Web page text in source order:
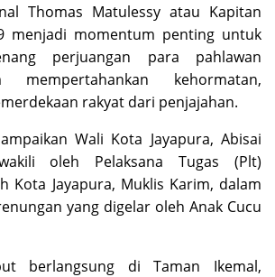
Thomas Matulessy atau Kapitan
menjadi momentum penting untuk
perjuangan para pahlawan
mempertahankan kehormatan,
rakyat dari penjajahan.
Wali Kota Jayapura, Abisai
oleh Pelaksana Tugas (Plt)
Kota Jayapura, Muklis Karim, dalam
yang digelar oleh Anak Cucu
berlangsung di Taman Ikemal,